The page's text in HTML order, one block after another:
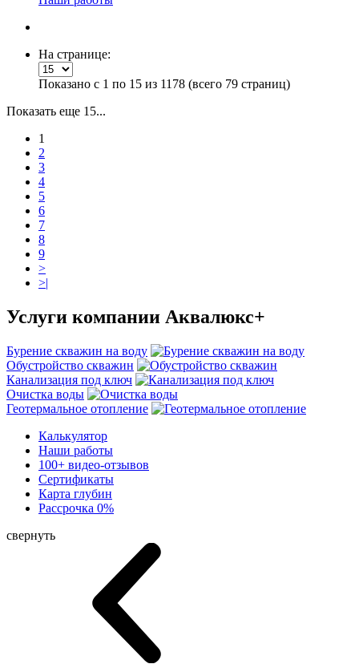
На странице:
Показано с 1 по 15 из 1178 (всего 79 страниц)
Показать еще 15...
1
2
3
4
5
6
7
8
9
>
>|
Услуги компании Аквалюкс+
Бурение скважин на воду
Обустройство скважин
Канализация под ключ
Очистка воды
Геотермальное отопление
Калькулятор
Наши работы
100+ видео-отзывов
Сертификаты
Карта глубин
Рассрочка 0%
свернуть